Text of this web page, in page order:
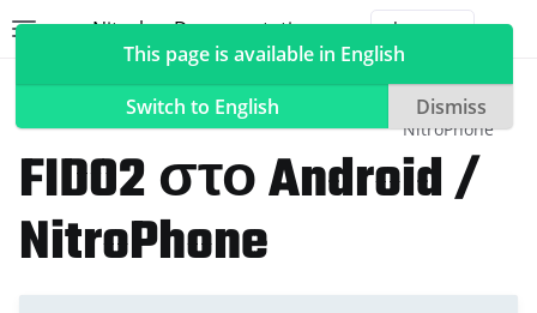
Nitrokey Documentation
navigation of Nitrokeys
navigation of Features
navigation of FIDO2
FIDO2 στο
Android /
NitroPhone
FIDO2 στο Android /
NitroPhone
This page is available in English
Switch to English
Dismiss